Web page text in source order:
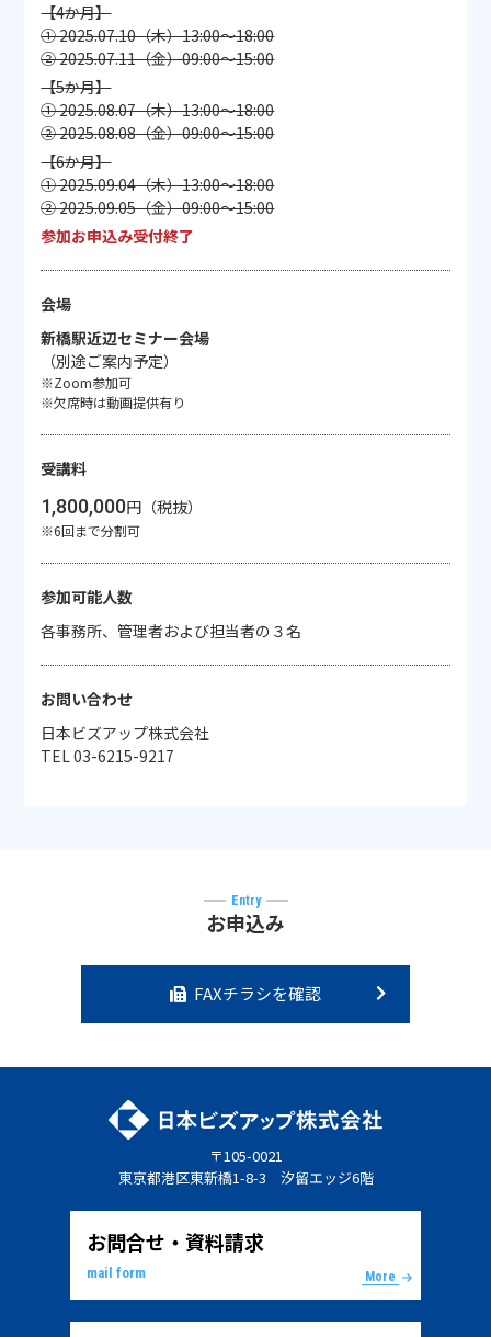
【4か月】
① 2025.07.10（木）13:00〜18:00
② 2025.07.11（金）09:00〜15:00
【5か月】
① 2025.08.07（木）13:00〜18:00
② 2025.08.08（金）09:00〜15:00
【6か月】
① 2025.09.04（木）13:00〜18:00
② 2025.09.05（金）09:00〜15:00
参加お申込み受付終了
会場
新橋駅近辺セミナー会場
（別途ご案内予定）
※Zoom参加可
※欠席時は動画提供有り
受講料
1,800,000円（税抜）
※6回まで分割可
参加可能人数
各事務所、管理者および担当者の３名
お問い合わせ
日本ビズアップ株式会社
TEL 03-6215-9217
Entry
お申込み
FAXチラシを確認
〒105-0021
東京都港区東新橋1-8-3 汐留エッジ6階
お問合せ・資料請求
mail form More